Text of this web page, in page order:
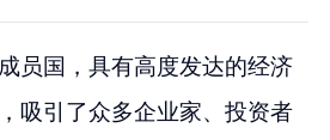
员国，具有高度发达的经济
吸引了众多企业家、投资者